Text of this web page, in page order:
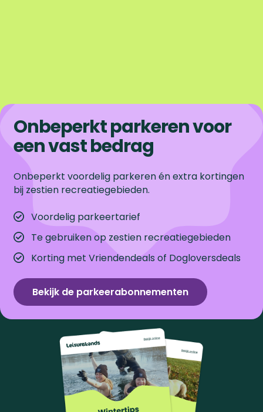
Onbeperkt parkeren voor
een vast bedrag
Onbeperkt voordelig parkeren én extra kortingen
bij zestien recreatiegebieden.
Voordelig parkeertarief
Te gebruiken op zestien recreatiegebieden
Korting met Vriendendeals of Dogloversdeals
Bekijk de parkeerabonnementen